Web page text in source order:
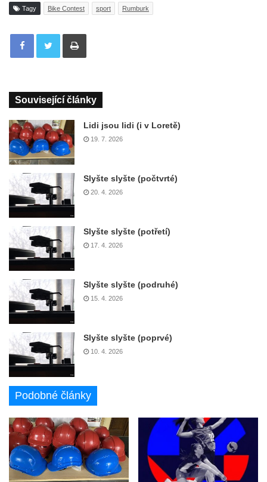
Tagy Bike Contest sport Rumburk
Tisknout
Související články
Lidi jsou lidi (i v Loretě)
19. 7. 2026
Slyšte slyšte (počtvrté)
20. 4. 2026
Slyšte slyšte (potřetí)
17. 4. 2026
Slyšte slyšte (podruhé)
15. 4. 2026
Slyšte slyšte (poprvé)
10. 4. 2026
Podobné články